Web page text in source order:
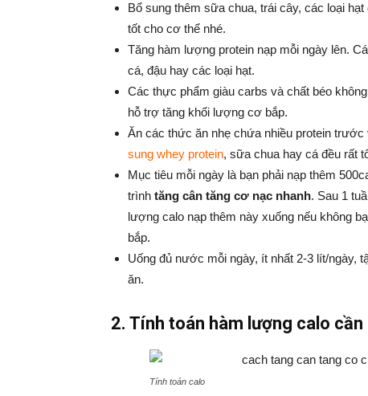
Bổ sung thêm sữa chua, trái cây, các loại hạt
tốt cho cơ thể nhé.
Tăng hàm lượng protein nạp mỗi ngày lên.
cá, đậu hay các loại hạt.
Các thực phẩm giàu carbs và chất béo
hỗ trợ tăng khối lượng cơ bắp.
Ăn các thức ăn nhẹ chứa nhiều protein
sung whey protein, sữa chua hay cá đều rất
Mục tiêu mỗi ngày là bạn phải nạp thêm
trình tăng cân tăng cơ nạc nhanh. Sau 1
lượng calo nạp thêm này xuống nếu không
bắp.
Uống đủ nước mỗi ngày, ít nhất 2-3 lít/ngày,
ăn.
2. Tính toán hàm lượng calo
Tính toán calo